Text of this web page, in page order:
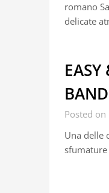
romano
delicate
Posted on
Una delle